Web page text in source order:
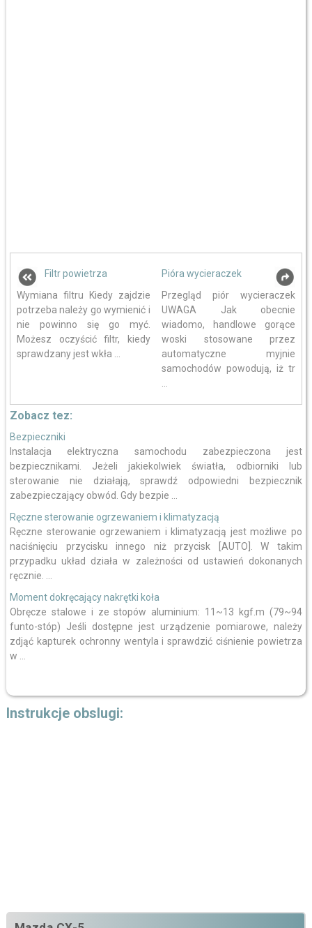
Filtr powietrza
Wymiana filtru Kiedy zajdzie
potrzeba należy go wymienić i
nie powinno się go myć.
Możesz oczyścić filtr, kiedy
sprawdzany jest wkła ...
Pióra wycieraczek
Przegląd piór wycieraczek
UWAGA Jak obecnie
wiadomo, handlowe gorące
woski stosowane przez
automatyczne myjnie
samochodów powodują, iż tr
Zobacz tez:
Bezpieczniki
Instalacja elektryczna samochodu zabezpieczona jest
bezpiecznikami. Jeżeli jakiekolwiek światła, odbiorniki lub
sterowanie nie działają, sprawdź odpowiedni bezpiecznik
zabezpieczający obwód. Gdy bezpie ...
Ręczne sterowanie ogrzewaniem i klimatyzacją
Ręczne sterowanie ogrzewaniem i klimatyzacją jest możliwe po
naciśnięciu przycisku innego niż przycisk [AUTO]. W takim
przypadku układ działa w zależności od ustawień dokonanych
ręcznie. ...
Moment dokręcający nakrętki koła
Obręcze stalowe i ze stopów aluminium: 11~13 kgf.m (79~94
funto-stóp) Jeśli dostępne jest urządzenie pomiarowe, należy
zdjąć kapturek ochronny wentyla i sprawdzić ciśnienie powietrza
w ...
Instrukcje obslugi: